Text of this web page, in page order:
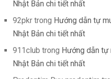
Nhật Bản chi tiết nhất
92pkrtrong Hướng dẫn tự
Nhật Bản chi tiết nhất
911club trong Hướng dẫn tự
Nhật Bản chi tiết nhất